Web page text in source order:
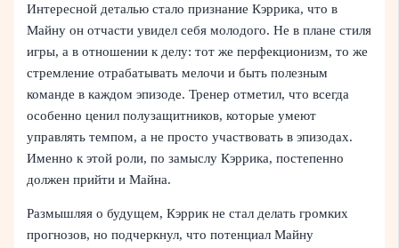
Интересной деталью стало признание Кэррика, что в
Майну он отчасти увидел себя молодого. Не в плане стиля
игры, а в отношении к делу: тот же перфекционизм, то же
стремление отрабатывать мелочи и быть полезным
команде в каждом эпизоде. Тренер отметил, что всегда
особенно ценил полузащитников, которые умеют
управлять темпом, а не просто участвовать в эпизодах.
Именно к этой роли, по замыслу Кэррика, постепенно
должен прийти и Майна.
Размышляя о будущем, Кэррик не стал делать громких
прогнозов, но подчеркнул, что потенциал Майну